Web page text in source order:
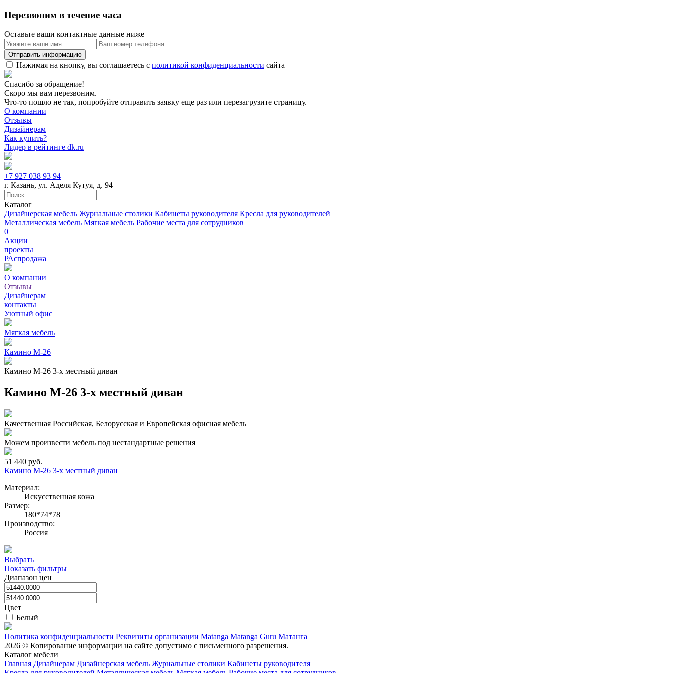
Перезвоним в течение часа
Оставьте ваши контактные данные ниже
Нажимая на кнопку, вы соглашаетесь с политикой конфиденциальности сайта
Спасибо за обращение!
Скоро мы вам перезвоним.
Что-то пошло не так, попробуйте отправить заявку еще раз или перезагрузите страницу.
О компании
Отзывы
Дизайнерам
Как купить?
Лидер в рейтинге dk.ru
+7 927 038 93 94
г. Казань, ул. Аделя Кутуя, д. 94
Каталог
Дизайнерская мебель Журнальные столики Кабинеты руководителя Кресла для руководителей
Металлическая мебель Мягкая мебель Рабочие места для сотрудников
0
Акции
проекты
РАспродажа
О компании
Отзывы
Дизайнерам
контакты
Уютный офис
Мягкая мебель
Камино М-26
Камино М-26 3-х местный диван
Камино М-26 3-х местный диван
Качественная Российская, Белорусская и Европейская офисная мебель
Можем произвести мебель под нестандартные решения
51 440 руб.
Камино М-26 3-х местный диван
Материал:
Искусственная кожа
Размер:
180*74*78
Производство:
Россия
Выбрать
Показать фильтры
Диапазон цен
Цвет
Белый
Политика конфиденциальности Реквизиты организации Matanga Matanga Guru Матанга
2026 © Копирование информации на сайте допустимо с письменного разрешения.
Каталог мебели
Главная Дизайнерам Дизайнерская мебель Журнальные столики Кабинеты руководителя